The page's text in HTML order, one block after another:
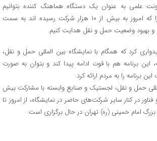
علمی به عنوان یک دستگاه هماهنگ کننده بتوانیم
شرکت‌های دانش بنیان را که امروز به بیش از ۱۰ هزار شرکت رسیده اند به سمت
وضعیت حمل و نقل هدایت کنیم.
کرد که همگام با نمایشگاه بین المللی حمل و نقل،
برنامه هم با قوت ادامه پیدا کند و بتوان به صورت
را به مردم ارائه کرد.
حمل و نقل، لجستیک و صنایع وابسته با مشارکت بیش
فناور در کنار سایر شرکت‌های حاضر در نمایشگاه، از امروز تا